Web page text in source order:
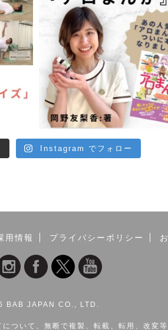
Instagram でフォロー
用情報 プライバシーポリシー
BAB JAPAN CO., LTD.
ついて、無断で複製、転載、転用、改変